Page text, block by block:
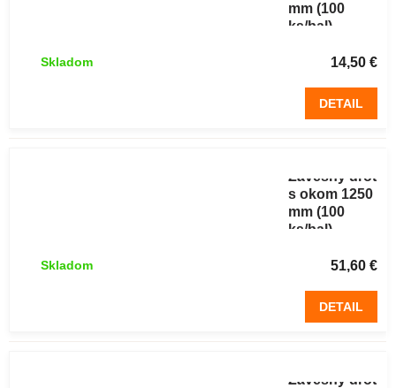
mm (100
ks/bal)
14,50 €
Skladom
DETAIL
Závesný drôt
s okom 1250
mm (100
ks/bal)
51,60 €
Skladom
DETAIL
Závesný drôt